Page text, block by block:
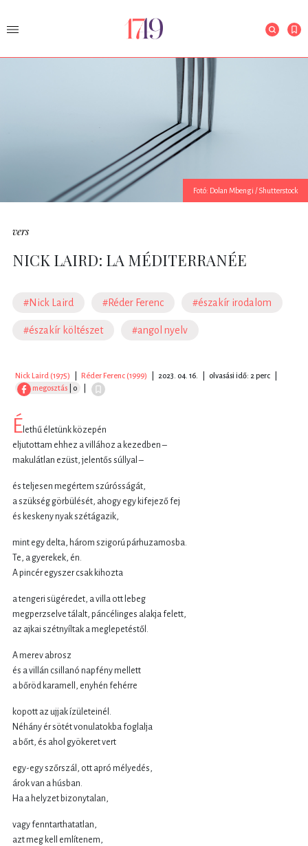
Fotó: Dolan Mbengi / Shutterstock
vers
NICK LAIRD: LA MÉDITERRANÉE
#Nick Laird #Réder Ferenc #északír irodalom
#északír költészet #angol nyelv
Nick Laird (1975) Réder Ferenc (1999) 2023. 04. 16. olvasási idő: 2 perc
megosztás | 0
É lethű életünk közepén
eljutottam ehhez a villához a kezedben –
makulátlan ezüst, jelentős súllyal –
és teljesen megértem szúrósságát,
a szükség görbülését, ahogy egy kifejező fej
és keskeny nyak szétágazik,
mint egy delta, három szigorú párhuzamosba.
Te, a gyerekek, én.
A pincér egyszer csak kihozta
a tengeri sügéredet, a villa ott lebeg
megperzselve tálalt, páncélinges alakja felett,
az ajkai szétnyíltak a meglepetéstől.
A merev abrosz
és a villán csillanó napfény mellett
a bőröd karamell, enyhén fehérre
kopott az ujjak ízületeinél.
Néhány ér sötét vonulatokba foglalja
a bőrt, és ahol gyökeret vert
egy-egy szőrszál, ott apró mélyedés,
árok van a húsban.
Ha a helyzet bizonytalan,
vagy fenntarthatatlan,
azt meg kell említenem,